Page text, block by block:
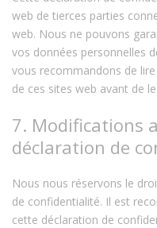
web de tierces parties
web. Nous ne pouvons
vos données personnelles
vous recommandons de
de ces sites web avant de
7. Modifications
déclaration de
Nous nous réservons le
de confidentialité. Il est
cette déclaration de